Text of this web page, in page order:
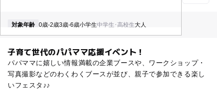
対象年齢 0歳-2歳3歳-6歳小学生中学生･高校生大人
子育て世代のパパママ応援イベント！
パパママに嬉しい情報満載の企業ブースや、ワークショップ・
写真撮影などのわくわくブースが並び、親子で参加できる楽し
いフェスタ♪♪